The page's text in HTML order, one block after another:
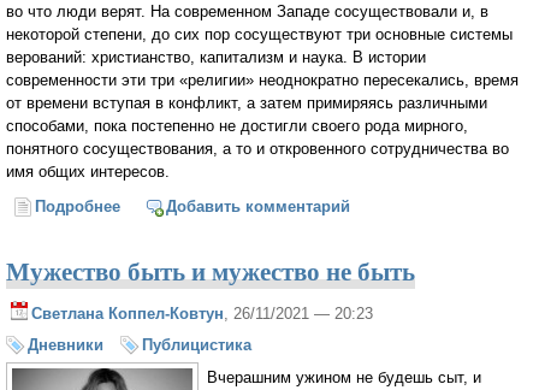
во что люди верят. На современном Западе сосуществовали и, в
некоторой степени, до сих пор сосуществуют три основные системы
верований: христианство, капитализм и наука. В истории
современности эти три «религии» неоднократно пересекались, время
от времени вступая в конфликт, а затем примиряясь различными
способами, пока постепенно не достигли своего рода мирного,
понятного сосуществования, а то и откровенного сотрудничества во
имя общих интересов.
Подробнее о Джорджо Агамбен. Медицина как религия
Добавить комментарий
Мужество быть и мужество не быть
Светлана Коппел-Ковтун , 26/11/2021 — 20:23
Дневники
Публицистика
Вчерашним ужином не будешь сыт, и